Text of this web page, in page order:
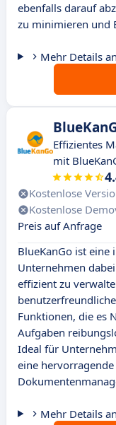
ebenfalls darauf
zu minimieren und
Mehr Details
Effizientes
mit
Kostenlose
Kostenlose
Preis auf Anfrage
BlueKanGo ist
Unternehmen
effizient zu
Funktionen, die es
Aufgaben
Ideal für
eine
Mehr Details